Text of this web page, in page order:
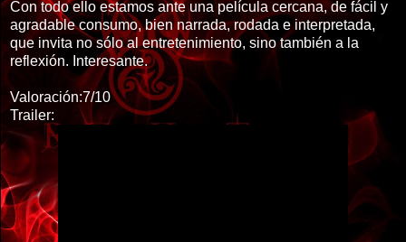
Con todo ello estamos ante una película cercana, de fácil y
agradable consumo, bien narrada, rodada e interpretada,
que invita no sólo al entretenimiento, sino también a la
reflexión. Interesante.
Valoración:7/10
Trailer: